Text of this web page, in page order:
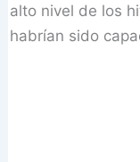
alto nivel de los
habrían sido